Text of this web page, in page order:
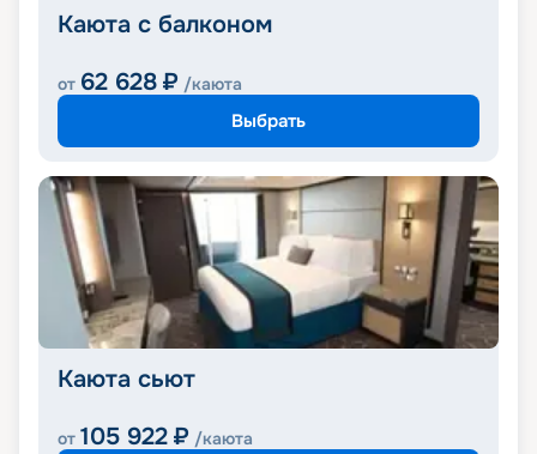
Каюта с балконом
от 62 628 ₽ /каюта
Выбрать
Каюта сьют
от 105 922 ₽ /каюта